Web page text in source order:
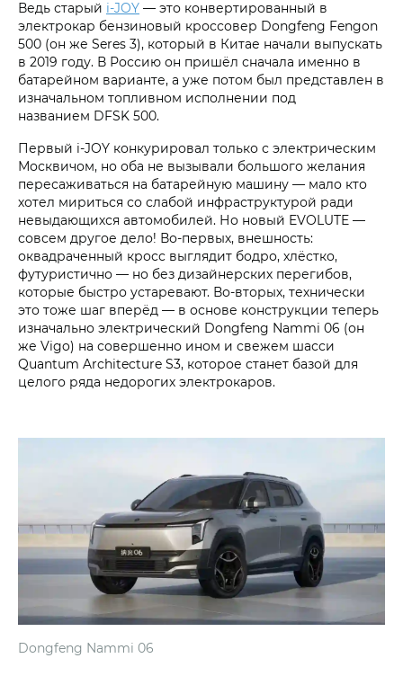
Ведь старый i‑JOY — это конвертированный в
электрокар бензиновый кроссовер Dongfeng Fengon
500 (он же Seres 3), который в Китае начали выпускать
в 2019 году. В Россию он пришёл сначала именно в
батарейном варианте, а уже потом был представлен в
изначальном топливном исполнении под
названием DFSK 500.
Первый i‑JOY конкурировал только с электрическим
Москвичом, но оба не вызывали большого желания
пересаживаться на батарейную машину — мало кто
хотел мириться со слабой инфраструктурой ради
невыдающихся автомобилей. Но новый EVOLUTE —
совсем другое дело! Во-первых, внешность:
оквадраченный кросс выглядит бодро, хлёстко,
футуристично — но без дизайнерских перегибов,
которые быстро устаревают. Во-вторых, технически
это тоже шаг вперёд — в основе конструкции теперь
изначально электрический Dongfeng Nammi 06 (он
же Vigo) на совершенно ином и свежем шасси
Quantum Architecture S3, которое станет базой для
целого ряда недорогих электрокаров.
Dongfeng Nammi 06